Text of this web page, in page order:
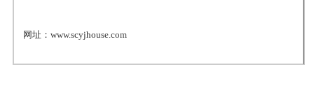
网址：www.scyjhouse.com